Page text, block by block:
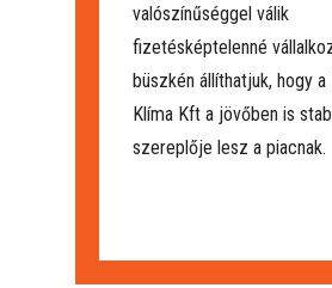
valószínűséggel válik
fizetésképtelenné
büszkén állíthatjuk, hogy a
Klíma Kft a jövőben is
szereplője lesz a piacnak.